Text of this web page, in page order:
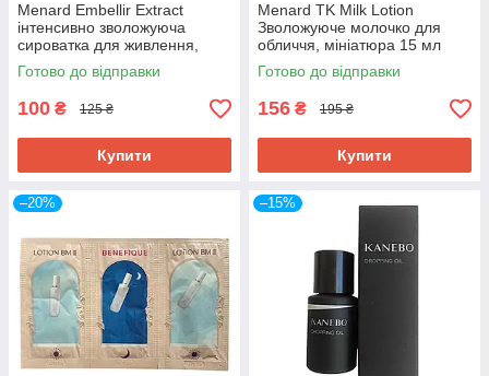
Menard Embellir Extract
інтенсивно зволожуюча
сироватка для живлення,
пробник 0,6 мл
Готово до відправки
100 ₴ 125 ₴
Купити
Menard TK Milk Lotion
Зволожуюче молочко для
обличчя, мініатюра 15 мл
Готово до відправки
156 ₴ 195 ₴
Купити
–20% –15%